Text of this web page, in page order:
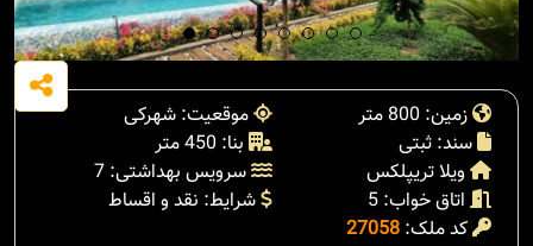
زمین: 800 متر
موقعیت: شهرکی
سند: ثبتی
بنا: 450 متر
ویلا تریپلکس
سرویس بهداشتی: 7
اتاق خواب: 5
شرایط: نقد و اقساط
کد ملک: 27058